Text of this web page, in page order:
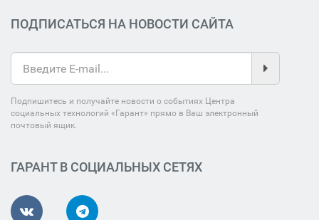
ПОДПИСАТЬСЯ НА НОВОСТИ САЙТА
Подпишитесь и получайте новости о событиях Центра
социальных технологий «Гарант» прямо в Ваш электронный
почтовый ящик.
ГАРАНТ В СОЦИАЛЬНЫХ СЕТЯХ